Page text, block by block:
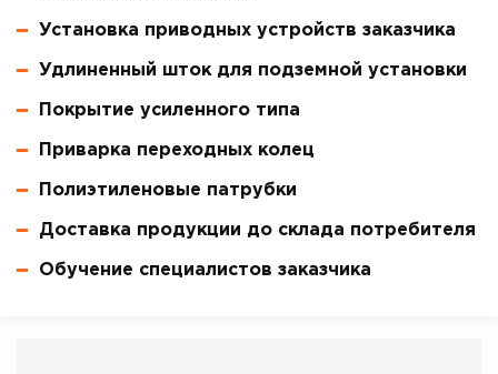
Установка приводных устройств заказчика
Удлиненный шток для подземной установки
Покрытие усиленного типа
Приварка переходных колец
Полиэтиленовые патрубки
Доставка продукции до склада потребителя
Обучение специалистов заказчика